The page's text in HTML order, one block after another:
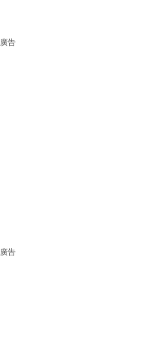
廣告
廣告